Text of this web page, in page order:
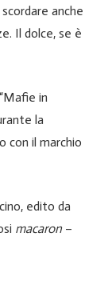
anche
Il dolce, se è
in
la
con il marchio
edito da
macaron–